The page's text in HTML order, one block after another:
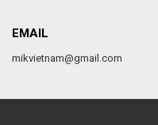
EMAIL
mikvietnam@gmail.com